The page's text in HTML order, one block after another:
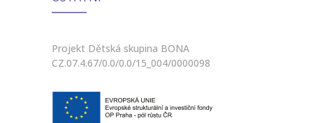
Projekt Dětská skupina BONA
CZ.07.4.67/0.0/0.0/15_004/0000098